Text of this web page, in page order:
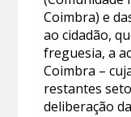
Coimbra) e
ao cidadão,
freguesia, a
Coimbra –
restantes
deliberação